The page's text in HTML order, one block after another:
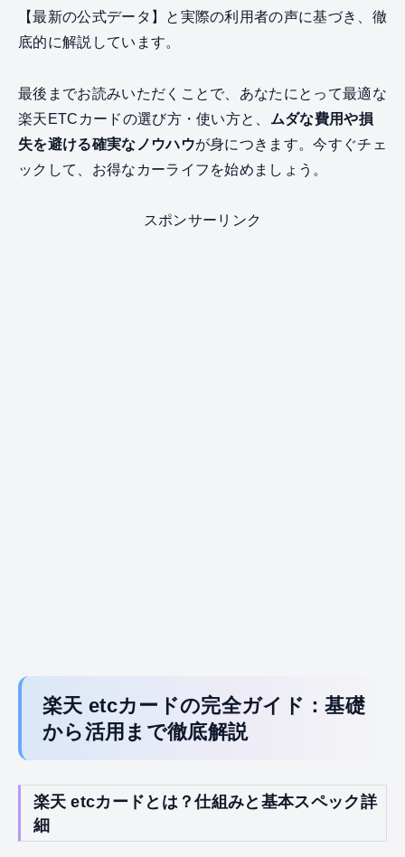
【最新の公式データ】と実際の利用者の声に基づき、徹
底的に解説しています。
最後までお読みいただくことで、あなたにとって最適な
楽天ETCカードの選び方・使い方と、 ムダな費用や損
失を避ける確実なノウハウが身につきます。今すぐチェ
ックして、お得なカーライフを始めましょう。
スポンサーリンク
楽天 etcカードの完全ガイド：基礎
から活用まで徹底解説
楽天 etcカードとは？仕組みと基本スペック詳
細